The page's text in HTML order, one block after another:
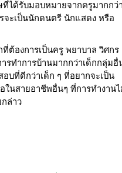
ได้รับมอบหมายจากครูมากกว่
จะเป็นนักดนตรี นักแสดง หรือ
ต้องการเป็นครู พยาบาล วิศกร
รทำการบ้านมากกว่าเด็กกลุ่มอื่
บที่ดีกว่าเด็ก ๆ ที่อยากจะเป็น
ในสายอาชีพอื่นๆ ที่การทำงาน
ล่าว